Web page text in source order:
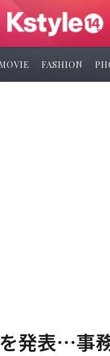
FASHION
発表…事